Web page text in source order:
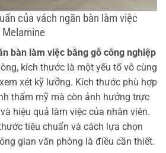
của vách ngăn bàn làm việc
bàn làm việc bằng gỗ công nghiệp
kích thước là một yếu tố vô cùng
xét kỹ lưỡng. Kích thước phù hợp
thẩm mỹ mà còn ảnh hưởng trực
hiệu quả làm việc của nhân viên.
tiêu chuẩn và cách lựa chọn
gian văn phòng là điều cần thiết.